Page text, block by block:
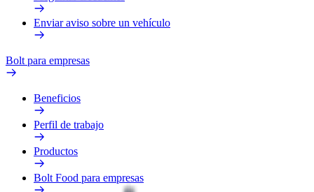
Enviar aviso sobre un vehículo
Bolt para empresas
Beneficios
Perfil de trabajo
Productos
Bolt Food para empresas